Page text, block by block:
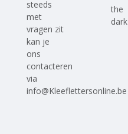
steeds
met
vragen zit
kan je
ons
contacteren
via
info@Kleeflettersonline.be
the
dark